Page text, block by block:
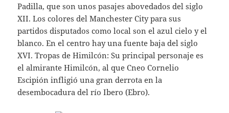
Padilla, que son unos pasajes abovedados del siglo
XII. Los colores del Manchester City para sus
partidos disputados como local son el azul cielo y el
blanco. En el centro hay una fuente baja del siglo
XVI. Tropas de Himilcón: Su principal personaje es
el almirante Himilcón, al que Cneo Cornelio
Escipión infligió una gran derrota en la
desembocadura del río Ibero (Ebro).